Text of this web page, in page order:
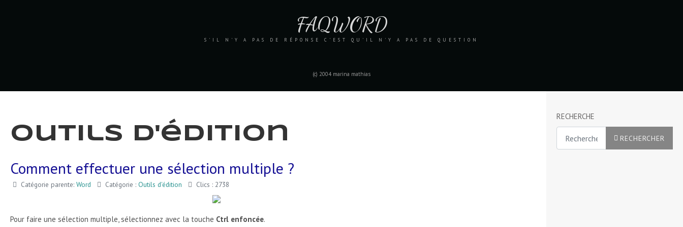
FAQWORD
S'IL N'Y A PAS DE RÉPONSE C'EST QU'IL N'Y A PAS DE QUESTION
(c) 2004 marina mathias
RECHERCHE
RECHERCHER
Outils d'édition
Comment effectuer une sélection multiple ?
Catégorie parente: Word Catégorie : Outils d'édition Clics : 2738
Pour faire une sélection multiple, sélectionnez avec la touche Ctrl enfoncée.